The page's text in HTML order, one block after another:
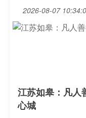
2026-08-07
江苏如皋：凡人
心城